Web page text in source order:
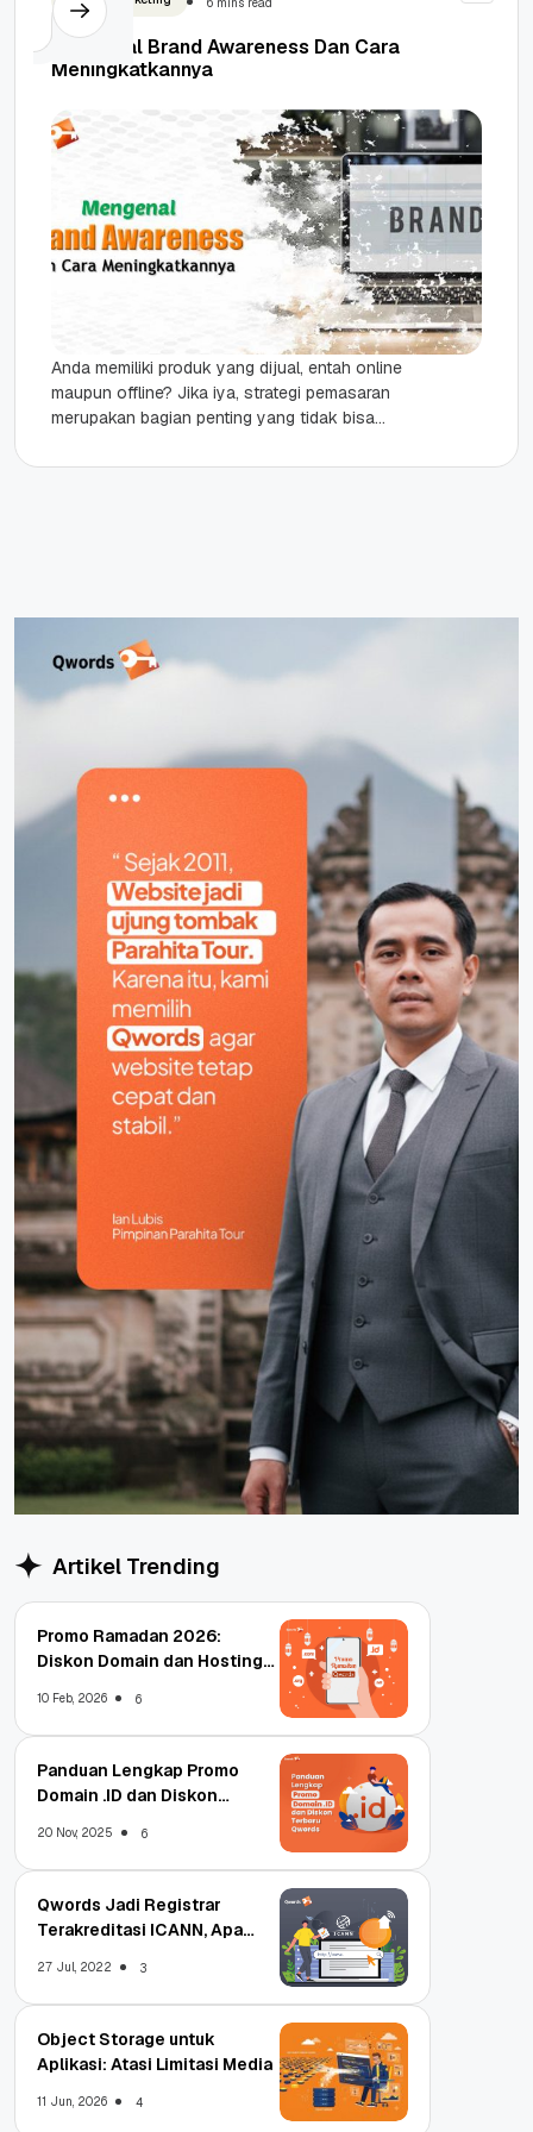
Mengenal Brand Awareness Dan Cara
Meningkatkannya
Anda memiliki produk yang dijual, entah online
maupun offline? Jika iya, strategi pemasaran
merupakan bagian penting yang tidak bisa
produk,...
Artikel Trending
Promo Ramadan 2026:
Diskon Domain dan Hosting
10 Feb, 2026 6
Panduan Lengkap Promo
Domain .ID dan Diskon
20 Nov, 2025 6
Qwords Jadi Registrar
Terakreditasi ICANN, Apa
27 Jul, 2022 3
Object Storage untuk
Aplikasi: Atasi Limitasi Media
11 Jun, 2026 4